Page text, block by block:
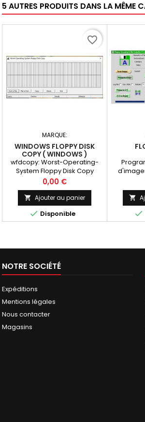
5 AUTRES PRODUITS DANS LA MÊME
MARQUE:
WINDOWS FLOPPY DISK
COPY ( WINDOWS )
wfdcopy: Worst-Operating-
System Floppy Disk Copy
Prix
0,00 €
 Ajouter au panier
 Disponible
favorite_border


NOTRE SOCIÉTÉ
Expéditions
Mentions légales
Nous contacter
Magasins